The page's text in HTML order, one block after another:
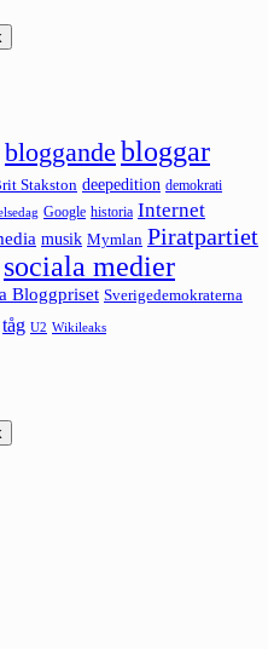
bloggande bloggar
Stakston deepedition demokrati
Google historia Internet
musik Mymlan Piratpartiet
sociala medier
Bloggpriset Sverigedemokraterna
tåg U2 Wikileaks